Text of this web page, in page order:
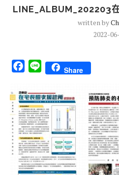
LINE_ALBUM_202203
written by
2022-
Facebook
Line Share